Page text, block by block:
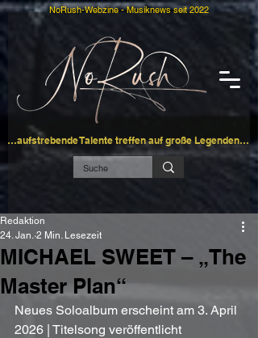
…aufstrebende Talente treffen auf große Legenden…
NoRush-Webzine - Musiknews seit 2022
MICHAEL SWEET – „The
Master Plan“
Redaktion
24. Jan. 2 Min. Lesezeit
Neues Soloalbum erscheint am 3. April
2026 | Titelsong veröffentlicht